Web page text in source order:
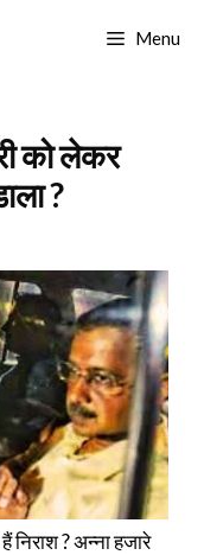
Menu
को लेकर
?
निराश ? अन्ना हजारे